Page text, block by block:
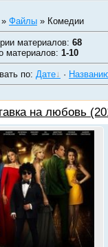
» Файлы » Комедии
материалов: 68
материалов: 1-10
по: Дате ·
на любовь